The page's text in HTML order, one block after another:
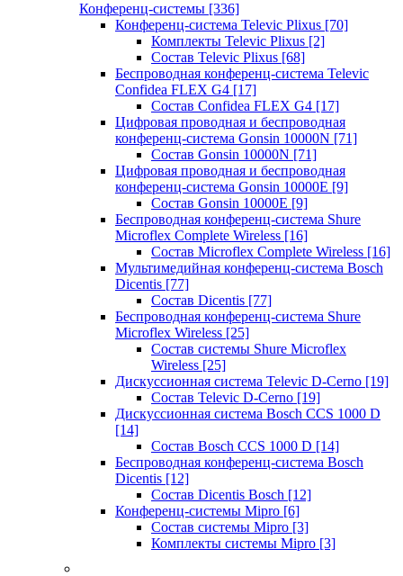
Конференц-системы [336]
Конференц-система Televic Plixus [70]
Комплекты Televic Plixus [2]
Состав Televic Plixus [68]
Беспроводная конференц-система Televic
Confidea FLEX G4 [17]
Состав Confidea FLEX G4 [17]
Цифровая проводная и беспроводная
конференц-система Gonsin 10000N [71]
Состав Gonsin 10000N [71]
Цифровая проводная и беспроводная
конференц-система Gonsin 10000E [9]
Состав Gonsin 10000E [9]
Беспроводная конференц-система Shure
Microflex Complete Wireless [16]
Состав Microflex Complete Wireless [16]
Мультимедийная конференц-система Bosch
Dicentis [77]
Состав Dicentis [77]
Беспроводная конференц-система Shure
Microflex Wireless [25]
Состав системы Shure Microflex
Wireless [25]
Дискуссионная система Televic D-Cerno [19]
Состав Televic D-Cerno [19]
Дискуссионная система Bosch CCS 1000 D
[14]
Состав Bosch CCS 1000 D [14]
Беспроводная конференц-система Bosch
Dicentis [12]
Состав Dicentis Bosch [12]
Конференц-системы Mipro [6]
Состав системы Mipro [3]
Комплекты системы Mipro [3]